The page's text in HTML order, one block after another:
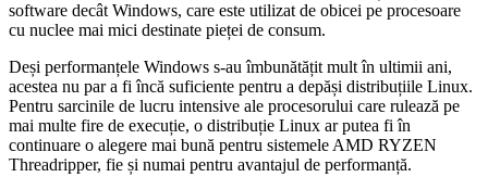
software decât Windows, care este utilizat de obicei pe procesoare
cu nuclee mai mici destinate pieței de consum.
Deși performanțele Windows s-au îmbunătățit mult în ultimii ani,
acestea nu par a fi încă suficiente pentru a depăși distribuțiile Linux.
Pentru sarcinile de lucru intensive ale procesorului care rulează pe
mai multe fire de execuție, o distribuție Linux ar putea fi în
continuare o alegere mai bună pentru sistemele AMD RYZEN
Threadripper, fie și numai pentru avantajul de performanță.